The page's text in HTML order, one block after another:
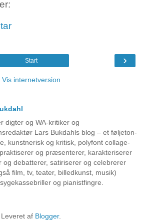
›
Start
Vis internetversion
digter og WA-kritiker og
Lars Bukdahls blog – et føljeton-
kunstnerisk og kritisk, polyfont collage-
og præsenterer, karakteriserer
og debatterer, satiriserer og celebrerer
film, tv, teater, billedkunst, musik)
og pianistfingre.
Leveret af Blogger.